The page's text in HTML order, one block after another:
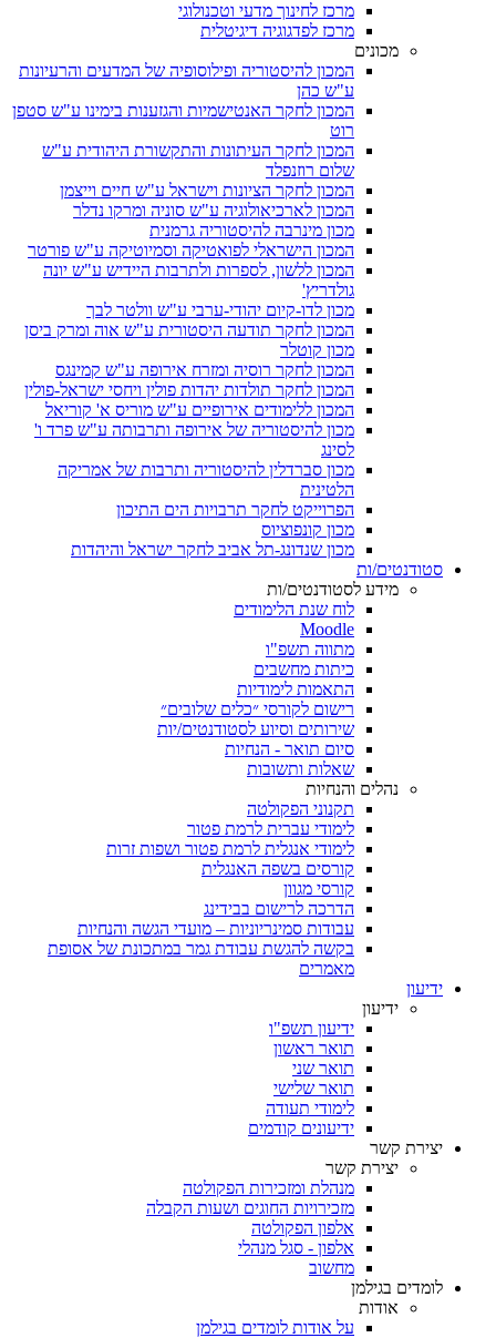
מרכז לחינוך מדעי וטכנולוגי
מרכז לפדגוגיה דיגיטלית
מכונים
המכון להיסטוריה ופילוסופיה של המדעים והרעיונות
ע"ש כהן
המכון לחקר האנטישמיות והגזענות בימינו ע"ש סטפן
רוט
המכון לחקר העיתונות והתקשורת היהודית ע"ש
שלום רוזנפלד
המכון לחקר הציונות וישראל ע"ש חיים וייצמן
המכון לארכיאולוגיה ע"ש סוניה ומרקו נדלר
מכון מינרבה להיסטוריה גרמנית
המכון הישראלי לפואטיקה וסמיוטיקה ע"ש פורטר
המכון ללשון, לספרות ולתרבות היידיש ע"ש יונה
גולדריץ'
מכון לדו-קיום יהודי-ערבי ע"ש וולטר לבך
המכון לחקר תודעה היסטורית ע"ש אוה ומרק ביסן
מכון קוטלר
המכון לחקר רוסיה ומזרח אירופה ע"ש קמינגס
המכון לחקר תולדות יהדות פולין ויחסי ישראל-פולין
המכון ללימודים אירופיים ע"ש מוריס א' קוריאל
מכון להיסטוריה של אירופה ותרבותה ע"ש פרד ו'
לסינג
מכון סברדלין להיסטוריה ותרבות של אמריקה
הלטינית
הפרוייקט לחקר תרבויות הים התיכון
מכון קונפוציוס
מכון שנדונג-תל אביב לחקר ישראל והיהדות
סטודנטים/ות
מידע לסטודנטים/ות
לוח שנת הלימודים
Moodle
מתווה תשפ"ו
כיתות מחשבים
התאמות לימודיות
רישום לקורסי ״כלים שלובים״
שירותים וסיוע לסטודנטים/יות
סיום תואר - הנחיות
שאלות ותשובות
נהלים והנחיות
תקנוני הפקולטה
לימודי עברית לרמת פטור
לימודי אנגלית לרמת פטור ושפות זרות
קורסים בשפה האנגלית
קורסי מגוון
הדרכה לרישום בבידינג
עבודות סמינריוניות – מועדי הגשה והנחיות
בקשה להגשת עבודת גמר במתכונת של אסופת
מאמרים
ידיעון
ידיעון
ידיעון תשפ"ו
תואר ראשון
תואר שני
תואר שלישי
לימודי תעודה
ידיעונים קודמים
יצירת קשר
יצירת קשר
מנהלת ומזכירות הפקולטה
מזכירויות החוגים ושעות הקבלה
אלפון הפקולטה
אלפון - סגל מנהלי
מחשוב
לומדים בגילמן
אודות
על אודות לומדים בגילמן